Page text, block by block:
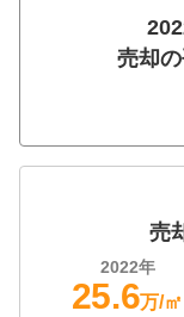
売却
売
2022年
25.6万/㎡